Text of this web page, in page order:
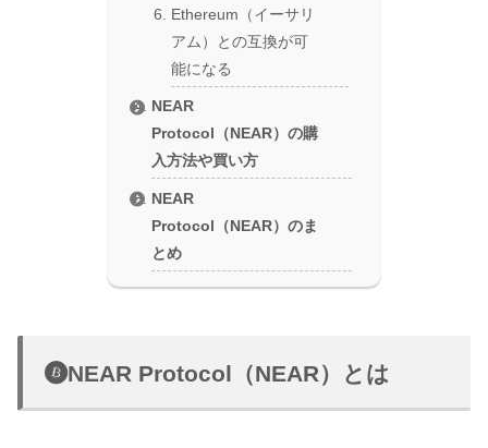
Ethereum（イーサリ
アム）との互換が可
能になる
NEAR
Protocol（NEAR）の購
入方法や買い方
NEAR
Protocol（NEAR）のま
とめ
NEAR Protocol（NEAR）とは